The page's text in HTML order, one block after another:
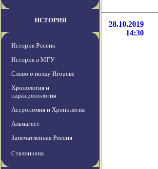
ИСТОРИЯ
История России
История в МГУ
Слово о полку Игореве
Хронология и
парахронология
Астрономия и Хронология
Альмагест
Запечатленная Россия
Сталиниана
28.10.2019
14:30